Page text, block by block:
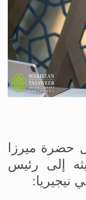
حضرة ميرزا
إلى رئيس
نيجيريا: